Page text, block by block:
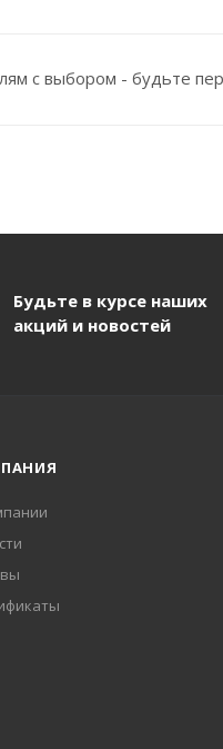
с выбором - будьте
Будьте в курсе наших
акций и новостей